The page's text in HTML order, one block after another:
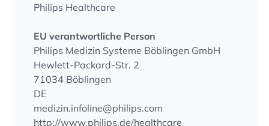
Philips Healthcare
EU verantwortliche Person
Philips Medizin Systeme Böblingen GmbH
Hewlett-Packard-Str. 2
71034 Böblingen
DE
medizin.infoline@philips.com
http://www.philips.de/healthcare